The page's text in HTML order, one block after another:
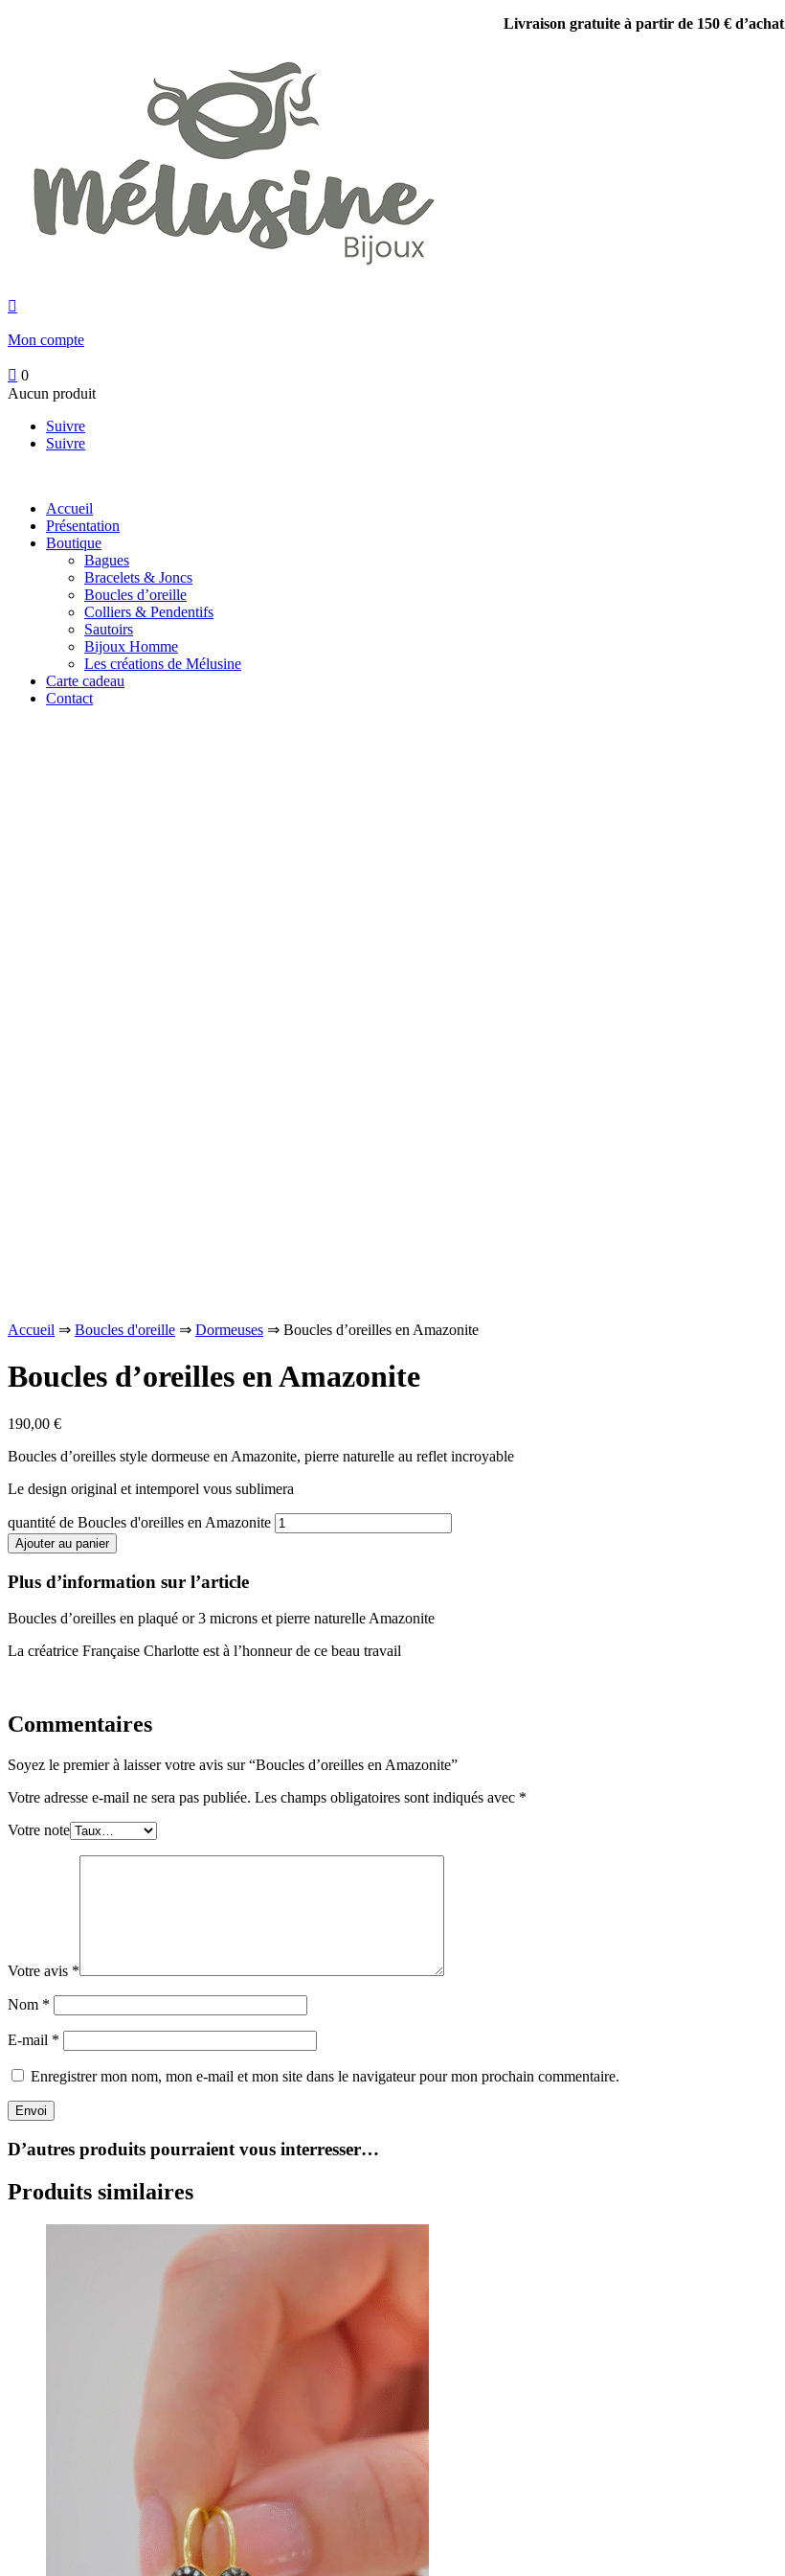
Livraison gratuite à partir de 150 € d’achat

Mon compte
 0
Aucun produit
Suivre
Suivre
Accueil
Présentation
Boutique
Bagues
Bracelets & Joncs
Boucles d’oreille
Colliers & Pendentifs
Sautoirs
Bijoux Homme
Les créations de Mélusine
Carte cadeau
Contact
Accueil ⇒ Boucles d'oreille ⇒ Dormeuses ⇒ Boucles d’oreilles en Amazonite
Boucles d’oreilles en Amazonite
190,00 €
Boucles d’oreilles style dormeuse en Amazonite, pierre naturelle au reflet incroyable
Le design original et intemporel vous sublimera
quantité de Boucles d'oreilles en Amazonite
Ajouter au panier
Plus d’information sur l’article
Boucles d’oreilles en plaqué or 3 microns et pierre naturelle Amazonite
La créatrice Française Charlotte est à l’honneur de ce beau travail
Commentaires
Soyez le premier à laisser votre avis sur “Boucles d’oreilles en Amazonite”
Votre adresse e-mail ne sera pas publiée. Les champs obligatoires sont indiqués avec *
Votre note
Votre avis *
Nom *
E-mail *
Enregistrer mon nom, mon e-mail et mon site dans le navigateur pour mon prochain commentaire.
Envoi
D’autres produits pourraient vous interresser…
Produits similaires